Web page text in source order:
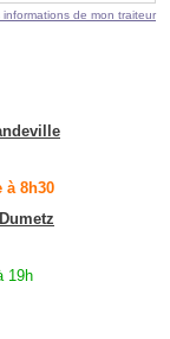
informations de mon traiteur
à 8h30
19h